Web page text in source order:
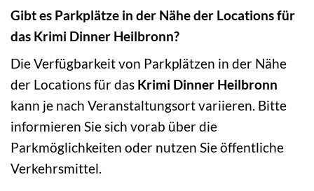
Gibt es Parkplätze in der Nähe der Locations für
das Krimi Dinner Heilbronn?
Die Verfügbarkeit von Parkplätzen in der Nähe
der Locations für das Krimi Dinner Heilbronn
kann je nach Veranstaltungsort variieren. Bitte
informieren Sie sich vorab über die
Parkmöglichkeiten oder nutzen Sie öffentliche
Verkehrsmittel.